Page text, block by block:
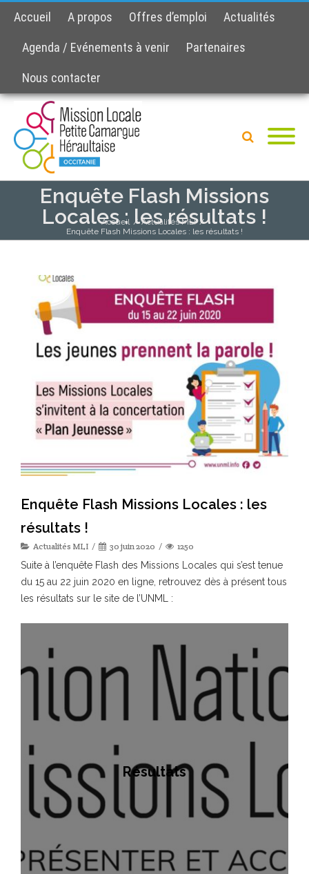
Accueil A propos Offres d’emploi Actualités
Agenda / Evénements à venir Partenaires
Nous contacter
Enquête Flash Missions
Locales : les résultats !
Accueil / Actualités MLI /
Enquête Flash Missions Locales : les résultats !
Enquête Flash Missions Locales : les
résultats !
Actualités MLI 30 juin 2020 1250
Suite à l’enquête Flash des Missions Locales qui s’est tenue
du 15 au 22 juin 2020 en ligne, retrouvez dès à présent tous
les résultats sur le site de l’UNML :
Résultats